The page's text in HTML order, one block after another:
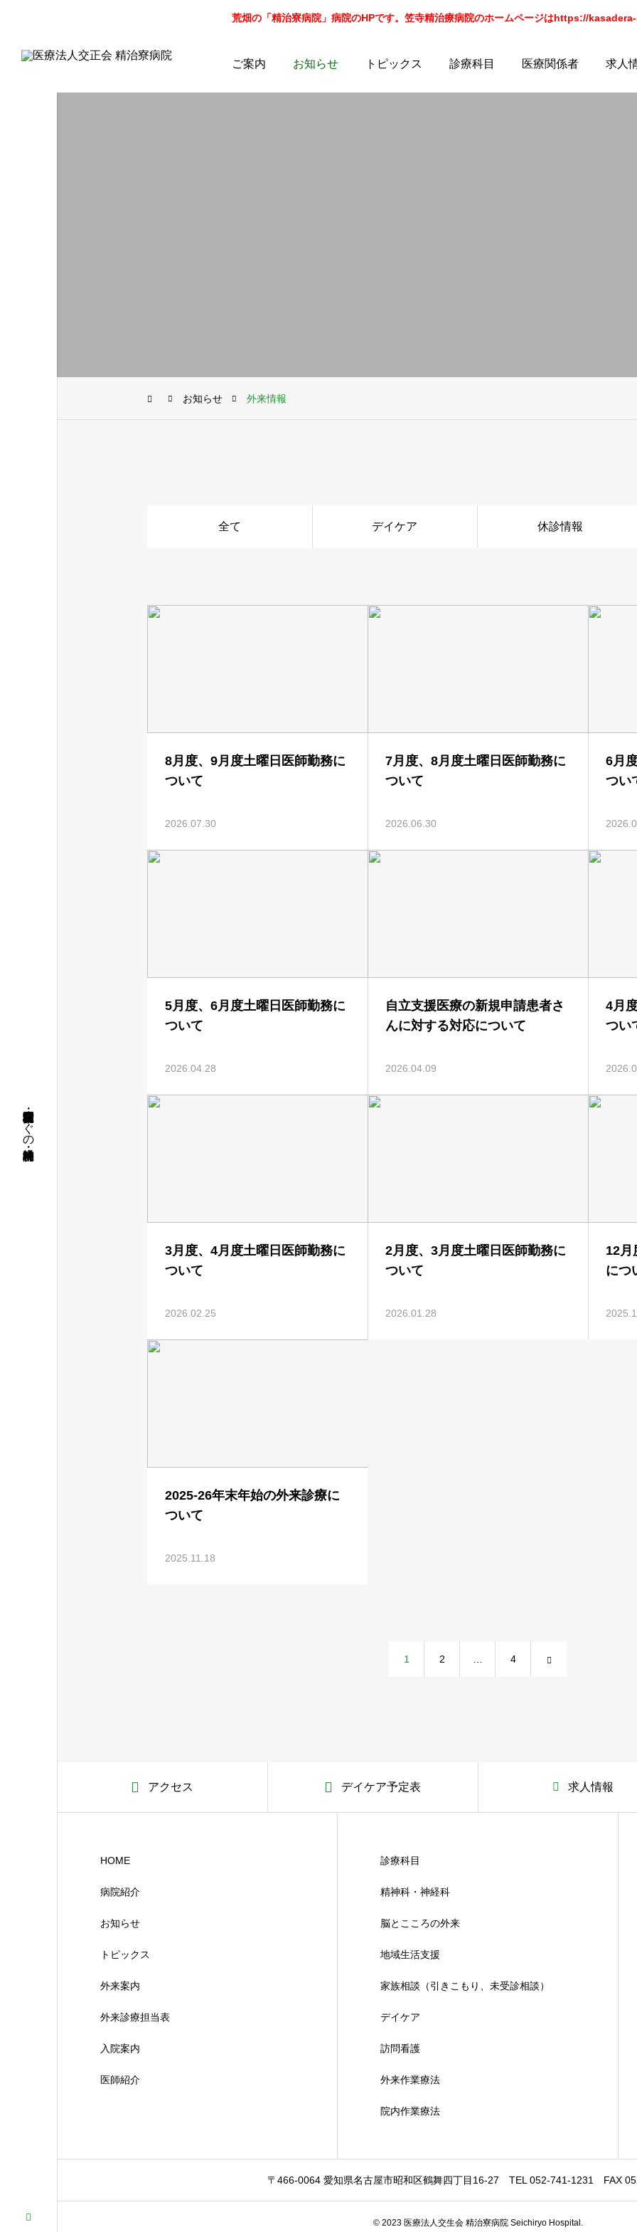
荒畑の「精治寮病院」病院のHPです。笠寺精治療病院のホームページはhttps://
ご案内 お知らせ トピックス 診療科目 医療関係者 求人
名古屋市昭和区・荒畑駅徒歩すぐの精神科・神経科病院
お知らせ 外来情報
全て デイケア 休診情報
8月度、9月度土曜日医師勤務に
ついて
2026.07.30
7月度、8月度土曜日医師勤務に
ついて
2026.06.30
6月
つい
5月度、6月度土曜日医師勤務に
ついて
2026.04.28
自立支援医療の新規申請患者さ
んに対する対応について
2026.04.09
4月
つい
3月度、4月度土曜日医師勤務に
ついて
2026.02.25
2月度、3月度土曜日医師勤務に
ついて
2026.01.28
12月
につ
2025-26年末年始の外来診療に
ついて
2025.11.18
1 2 4
アクセス デイケア予定表 求人情報
HOME
病院紹介
お知らせ
トピックス
外来案内
外来診療担当表
入院案内
医師紹介
診療科目
精神科・神経科
脳とこころの外来
地域生活支援
家族相談（引きこもり、未受診相談）
デイケア
訪問看護
外来作業療法
院内作業療法
〒466-0064 愛知県名古屋市昭和区鶴舞四丁目16-27 TEL 052-741-1231 FAX
© 2023 医療法人交生会 精治寮病院 Seichiryo Hospital.